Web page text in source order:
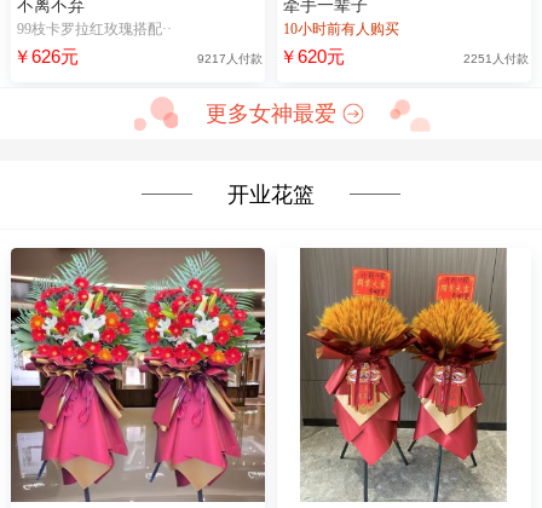
不离不弃
99枝卡罗拉红玫瑰搭配··
￥626元 9217人付款
牵手一辈子
10小时前有人购买
￥620元 2251人付款
更多女神最爱
开业花篮